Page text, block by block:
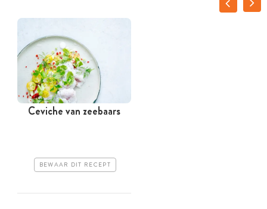
Ceviche van zeebaars
BEWAAR DIT RECEPT